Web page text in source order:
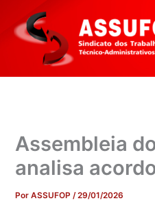
para
conteúdo
Assembleia
analisa
PorASSUFOP/29/01/2026